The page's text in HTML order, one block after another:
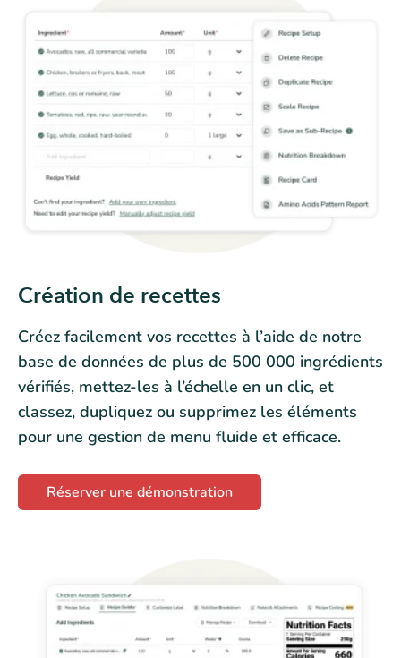
Création de recettes
Créez facilement vos recettes à l’aide de notre
base de données de plus de 500 000 ingrédients
vérifiés, mettez-les à l’échelle en un clic, et
classez, dupliquez ou supprimez les éléments
pour une gestion de menu fluide et efficace.
Réserver une démonstration